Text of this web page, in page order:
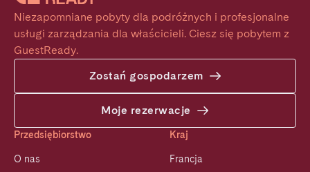
Niezapomniane pobyty dla podróżnych i profesjonalne
usługi zarządzania dla właścicieli. Ciesz się pobytem z
GuestReady.
Zostań gospodarzem
Moje rezerwacje
Przedsiębiorstwo
O nas
Kraj
Francja